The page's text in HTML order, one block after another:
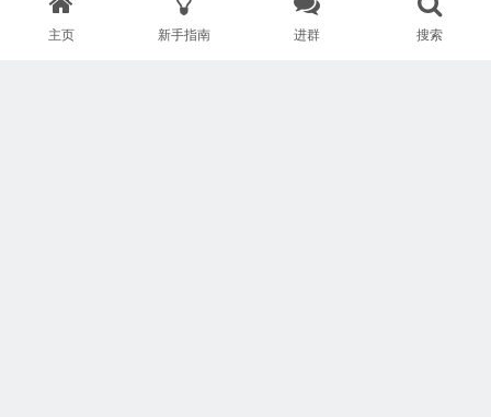
主页 新手指南 进群 搜索